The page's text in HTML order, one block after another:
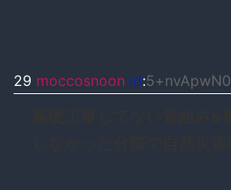
29 moccosnoon id:5+nvApwN0